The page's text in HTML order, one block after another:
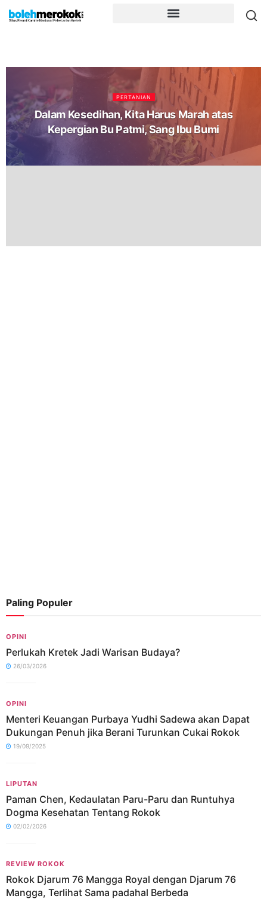
PERTANIAN
Dalam Kesedihan, Kita Harus Marah atas
Kepergian Bu Patmi, Sang Ibu Bumi
Paling Populer
OPINI
Perlukah Kretek Jadi Warisan Budaya?
26/03/2026
OPINI
Menteri Keuangan Purbaya Yudhi Sadewa akan Dapat
Dukungan Penuh jika Berani Turunkan Cukai Rokok
19/09/2025
LIPUTAN
Paman Chen, Kedaulatan Paru-Paru dan Runtuhya
Dogma Kesehatan Tentang Rokok
02/02/2026
REVIEW ROKOK
Rokok Djarum 76 Mangga Royal dengan Djarum 76
Mangga, Terlihat Sama padahal Berbeda